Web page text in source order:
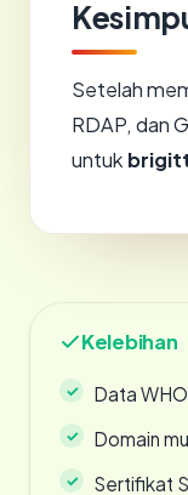
Setelah
RDAP, dan
untuk
Kelebihan
Data
Domain
Sertifikat